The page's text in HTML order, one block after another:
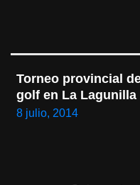
Torneo provincial
golf en La Lagunilla
8 julio, 2014